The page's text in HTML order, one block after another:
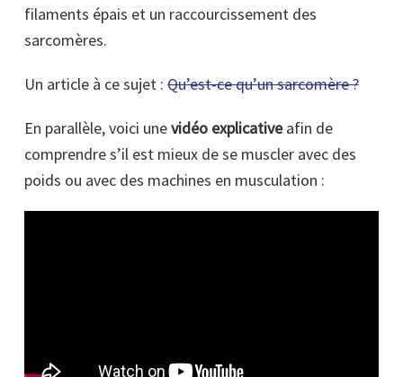
filaments épais et un raccourcissement des
sarcomères.
Un article à ce sujet : Qu’est-ce qu’un sarcomère ?
En parallèle, voici unevidéo explicativeafin de
comprendre s’il est mieux de se muscler avec des
poids ou avec des machines en musculation :